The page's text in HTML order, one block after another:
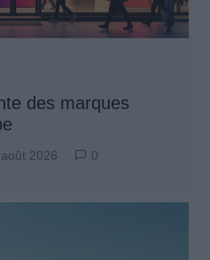
des marques
2026 0